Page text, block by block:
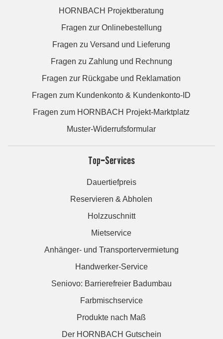
HORNBACH Projektberatung
Fragen zur Onlinebestellung
Fragen zu Versand und Lieferung
Fragen zu Zahlung und Rechnung
Fragen zur Rückgabe und Reklamation
Fragen zum Kundenkonto & Kundenkonto-ID
Fragen zum HORNBACH Projekt-Marktplatz
Muster-Widerrufsformular
Top-Services
Dauertiefpreis
Reservieren & Abholen
Holzzuschnitt
Mietservice
Anhänger- und Transportervermietung
Handwerker-Service
Seniovo: Barrierefreier Badumbau
Farbmischservice
Produkte nach Maß
Der HORNBACH Gutschein